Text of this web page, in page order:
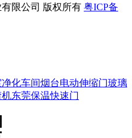
限公司 版权所有 粤ICP备
化车间烟台电动伸缩门玻璃
机东莞保温快速门